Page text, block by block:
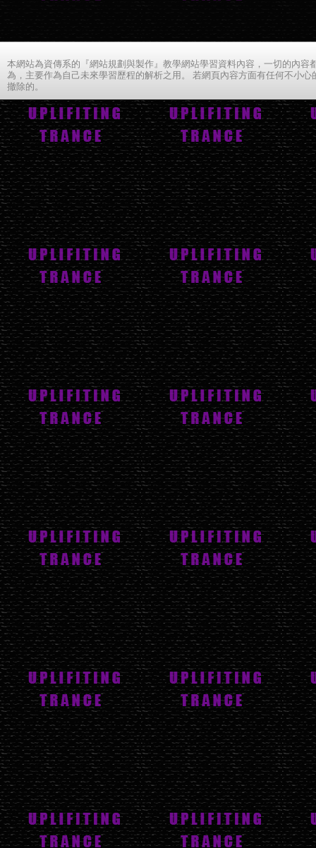
本網站為資傳系的『網站規劃與製作』教學網站學習資料內容，一切的內容
為，主要作為自己未來學習歷程的解析之用。 若網頁內容方面有任何不小
撤除的。